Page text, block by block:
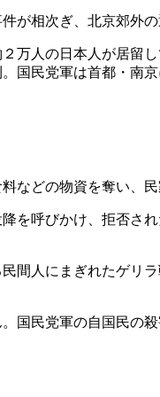
が相次ぎ、北京郊外
万人の日本人が居留
国民党軍は首都・南
などの物資を奪い、
を呼びかけ、拒否さ
間人にまぎれたゲリ
国民党軍の自国民の